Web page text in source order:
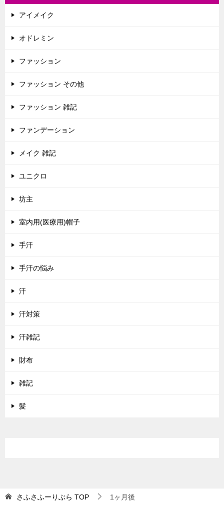
アイメイク
オドレミン
ファッション
ファッション その他
ファッション 雑記
ファンデーション
メイク 雑記
ユニクロ
坊主
室内用(医療用)帽子
手汗
手汗の悩み
汗
汗対策
汗雑記
財布
雑記
髪
さふさふーりぶら TOP 1ヶ月後